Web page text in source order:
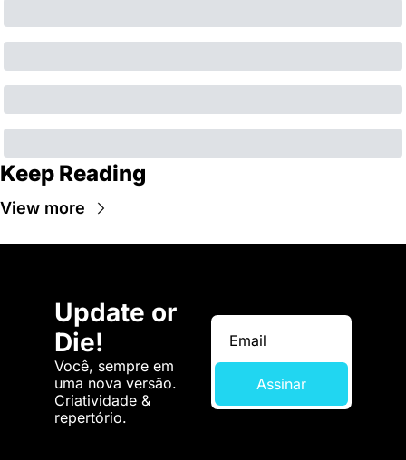
Keep Reading
View more
Update or
Die!
Você, sempre em
uma nova versão.
Criatividade &
repertório.
Assinar